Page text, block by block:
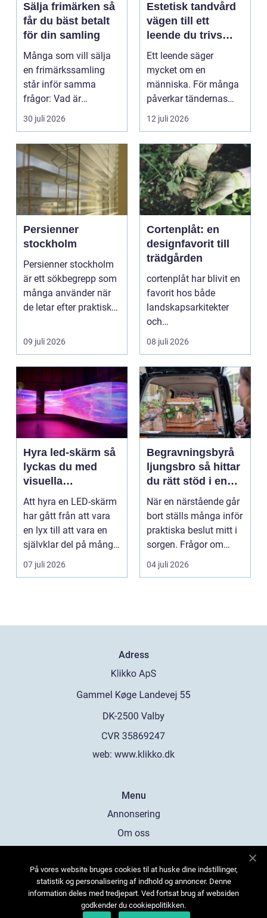
Sälja frimärken så
får du bäst betalt
för din samling
Många som vill sälja
en frimärkssamling
står inför samma
frågor: Vad är
samlingen värd? Var
vänder m...
30 juli 2026
Estetisk tandvård
vägen till ett
leende du trivs
med
Ett leende säger
mycket om en
människa. För många
påverkar tändernas
utseende både
självförtroendet ...
12 juli 2026
Persienner
stockholm
Persienner stockholm
är ett sökbegrepp som
många använder när
de letar efter praktiska
09 juli 2026
Cortenplåt: en
designfavorit till
trädgården
cortenplåt har blivit en
favorit hos både
landskapsarkitekter
och
trädgårdsentusiaster.
Det är ett m...
08 juli 2026
Hyra led-skärm så
lyckas du med
visuella
upplevelser på
event
Att hyra en LED-skärm
har gått från att vara
en lyx till att vara en
självklar del på många
event, m...
07 juli 2026
Begravningsbyrå
ljungsbro så hittar
du rätt stöd i en
svår tid
När en närstående går
bort ställs många inför
praktiska beslut mitt i
sorgen. Frågor om
ceremoni, ju...
04 juli 2026
Adress
web: www.klikko.dk
Menu
Annonsering
Om oss
Kontakta oss
Sitemap
På vores website bruges cookies til at huske dine indstillinger,
statistik og personalisering af indhold og annoncer. Denne
information deles med tredjepart. Ved fortsat brug af websiden
godkender du cookiepolitikken.